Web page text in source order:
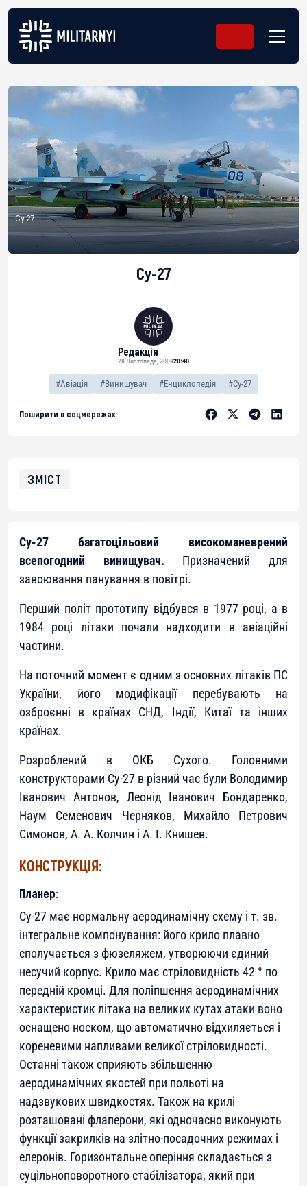
Су-27
Су-27
Редакція
28 Листопада, 200920:40
#Авіація #Винищувач #Енциклопедія #Су-27
Поширити в соцмережах:
ЗМІСТ
Су-27 багатоцільовий високоманеврений
всепогодний винищувач. Призначений для
завоювання панування в повітрі.
Перший політ прототипу відбувся в 1977 році, а в
1984 році літаки почали надходити в авіаційні
частини.
На поточний момент є одним з основних літаків ПС
України, його модифікації перебувають на
озброєнні в країнах СНД, Індії, Китаї та інших
країнах.
Розроблений в ОКБ Сухого. Головними
конструкторами Су-27 в різний час були Володимир
Іванович Антонов, Леонід Іванович Бондаренко,
Наум Семенович Черняков, Михайло Петрович
Симонов, А. А. Колчин і А. І. Книшев.
КОНСТРУКЦІЯ:
Планер:
Су-27 має нормальну аеродинамічну схему і т. зв.
інтегральне компонування: його крило плавно
сполучається з фюзеляжем, утворюючи єдиний
несучий корпус. Крило має стріловидність 42 ° по
передній кромці. Для поліпшення аеродинамічних
характеристик літака на великих кутах атаки воно
оснащено носком, що автоматично відхиляється і
кореневими напливами великої стріловидності.
Останні також сприяють збільшенню
аеродинамічних якостей при польоті на
надзвукових швидкостях. Також на крилі
розташовані флаперони, які одночасно виконують
функції закрилків на злітно-посадочних режимах і
елеронів. Горизонтальне оперіння складається з
суцільноповоротного стабілізатора, який при